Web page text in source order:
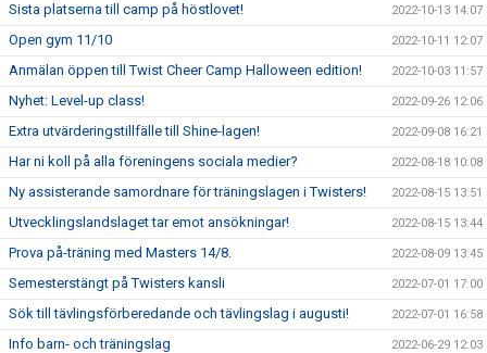
Sista platserna till camp på höstlovet! 2022-10-13 14:07
Open gym 11/10 2022-10-11 12:07
Anmälan öppen till Twist Cheer Camp Halloween edition! 2022-10-03 11:57
Nyhet: Level-up class! 2022-09-26 12:06
Extra utvärderingstillfälle till Shine-lagen! 2022-09-08 16:21
Har ni koll på alla föreningens sociala medier? 2022-08-18 10:08
Ny assisterande samordnare för träningslagen i Twisters! 2022-08-15 13:51
Utvecklingslandslaget tar emot ansökningar! 2022-08-15 13:44
Prova på-träning med Masters 14/8. 2022-08-09 13:45
Semesterstängt på Twisters kansli 2022-07-01 17:00
Sök till tävlingsförberedande och tävlingslag i augusti! 2022-07-01 16:58
Info barn- och träningslag 2022-06-29 12:03